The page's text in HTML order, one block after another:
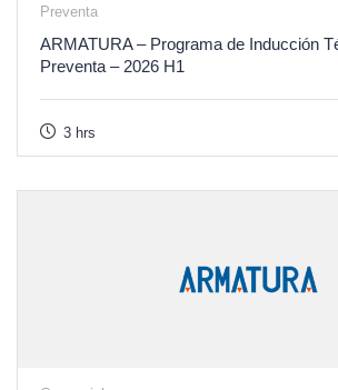
Preventa
ARMATURA – Programa de Inducción
Preventa – 2026 H1
3 hrs